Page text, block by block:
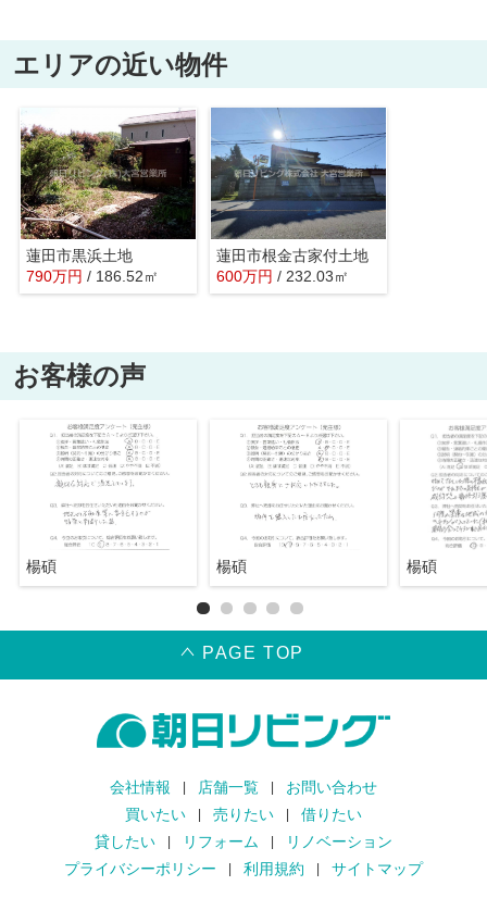
エリアの近い物件
蓮田市黒浜土地
790万円 / 186.52㎡
蓮田市根金古家付土地
600万円 / 232.03㎡
お客様の声
楊碩 楊碩 楊碩
PAGE TOP
会社情報 店舗一覧
お問い合わせ
買いたい
売りたい
借りたい
貸したい
リフォーム
リノベーション
プライバシーポリシー
利用規約 サイトマップ